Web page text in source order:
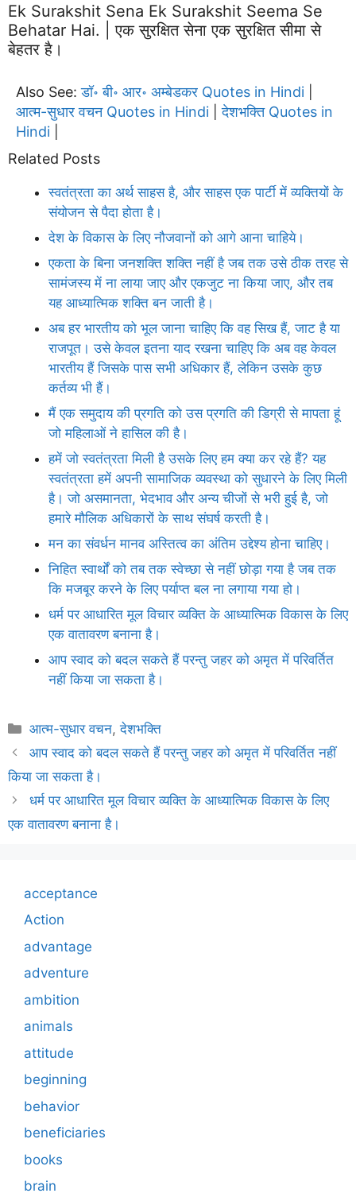
Ek Surakshit Sena Ek Surakshit Seema Se
Behatar Hai. | एक सुरक्षित सेना एक सुरक्षित सीमा से
बेहतर है।
Also See:डॉ॰ बी॰ आर॰ अम्बेडकर Quotes in Hindi
आत्म-सुधार वचन Quotes in Hindi |देशभक्ति Quotes in
Hindi
Related Posts
स्वतंत्रता का अर्थ साहस है, और साहस एक पार्टी में व्यक्तियों के
संयोजन से पैदा होता है।
देश के विकास के लिए नौजवानों को आगे आना चाहिये।
एकता के बिना जनशक्ति शक्ति नहीं है जब तक उसे ठीक तरह से
सामंजस्य में ना लाया जाए और एकजुट ना किया जाए, और तब
यह आध्यात्मिक शक्ति बन जाती है।
अब हर भारतीय को भूल जाना चाहिए कि वह सिख हैं, जाट है या
राजपूत। उसे केवल इतना याद रखना चाहिए कि अब वह केवल
भारतीय हैं जिसके पास सभी अधिकार हैं, लेकिन उसके कुछ
कर्तव्य भी हैं।
मैं एक समुदाय की प्रगति को उस प्रगति की डिग्री से मापता हूं
जो महिलाओं ने हासिल की है।
हमें जो स्वतंत्रता मिली है उसके लिए हम क्या कर रहे हैं? यह
स्वतंत्रता हमें अपनी सामाजिक व्यवस्था को सुधारने के लिए मिली
है। जो असमानता, भेदभाव और अन्य चीजों से भरी हुई है, जो
हमारे मौलिक अधिकारों के साथ संघर्ष करती है।
मन का संवर्धन मानव अस्तित्व का अंतिम उद्देश्य होना चाहिए।
निहित स्वार्थों को तब तक स्वेच्छा से नहीं छोड़ा गया है जब तक
कि मजबूर करने के लिए पर्याप्त बल ना लगाया गया हो।
धर्म पर आधारित मूल विचार व्यक्ति के आध्यात्मिक विकास के लिए
एक वातावरण बनाना है।
आप स्वाद को बदल सकते हैं परन्तु जहर को अमृत में परिवर्तित
नहीं किया जा सकता है।
Categories
आत्म-सुधार वचन,देशभक्ति
आप स्वाद को बदल सकते हैं परन्तु जहर को अमृत में परिवर्तित नहीं
किया जा सकता है।
धर्म पर आधारित मूल विचार व्यक्ति के आध्यात्मिक विकास के लिए
एक वातावरण बनाना है।
acceptance
Action
advantage
adventure
ambition
animals
attitude
beginning
behavior
beneficiaries
books
brain